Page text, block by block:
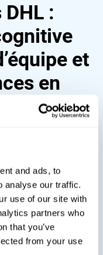
and ads, to
analyse our traffic.
use of our site with
partners who
that you’ve
from your use
DHL :
et
en